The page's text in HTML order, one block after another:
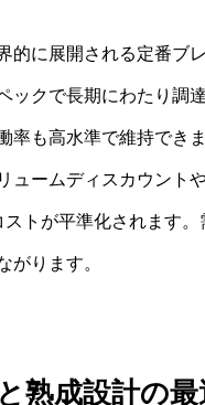
的に展開される定番ブ
ックで長期にわたり調
率も高水準で維持できま
ュームディスカウント
トが平準化されます
がります。
熟成設計の最